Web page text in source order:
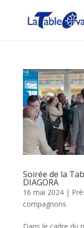
Soirée de la
DIAGORA
16 mai 2024|
compagnons